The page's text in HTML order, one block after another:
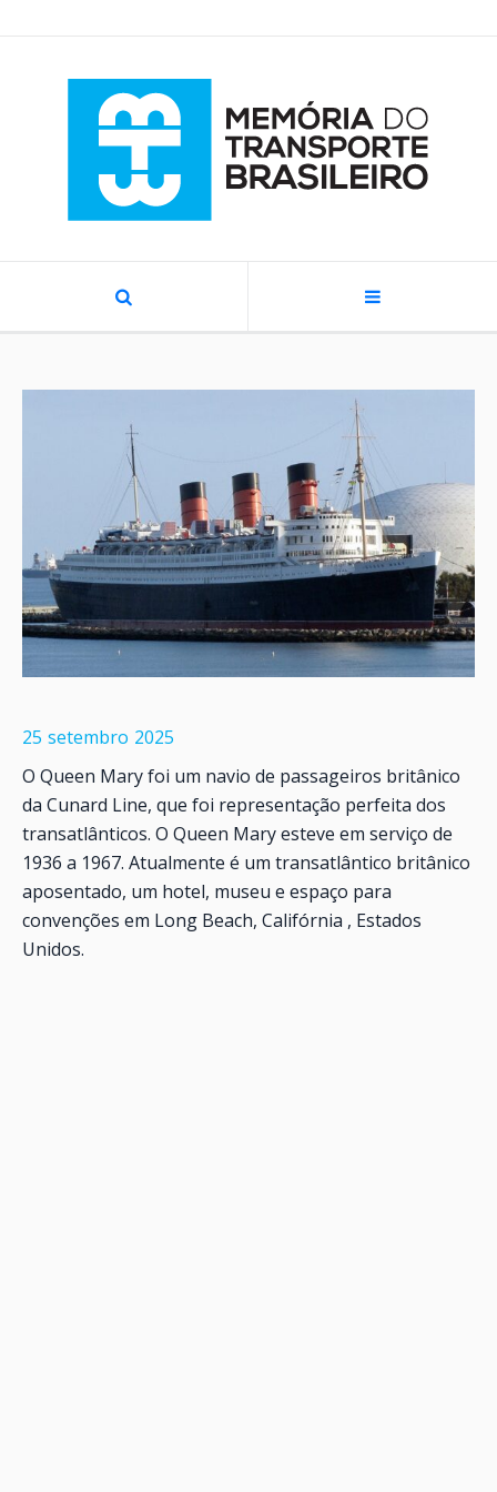
25 setembro 2025
O Queen Mary foi um navio de passageiros britânico
da Cunard Line, que foi representação perfeita dos
transatlânticos. O Queen Mary esteve em serviço de
1936 a 1967. Atualmente é um transatlântico britânico
aposentado, um hotel, museu e espaço para
convenções em Long Beach, Califórnia , Estados
Unidos.